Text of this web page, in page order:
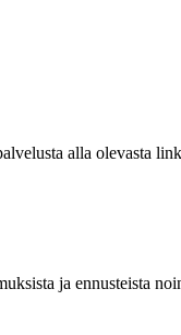
alla olevasta
ja ennusteista